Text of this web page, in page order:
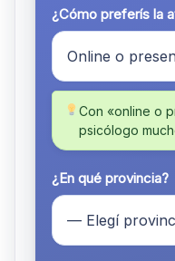
¿Cómo preferís la
Con «online o
psicólogo
¿En qué provincia?